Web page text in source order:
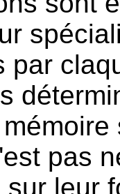
par
pas
leur